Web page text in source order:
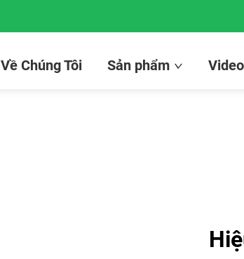
Về Chúng Tôi Sản phẩm Video